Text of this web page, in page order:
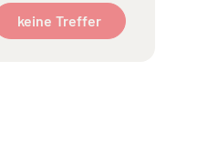
keine Treffer